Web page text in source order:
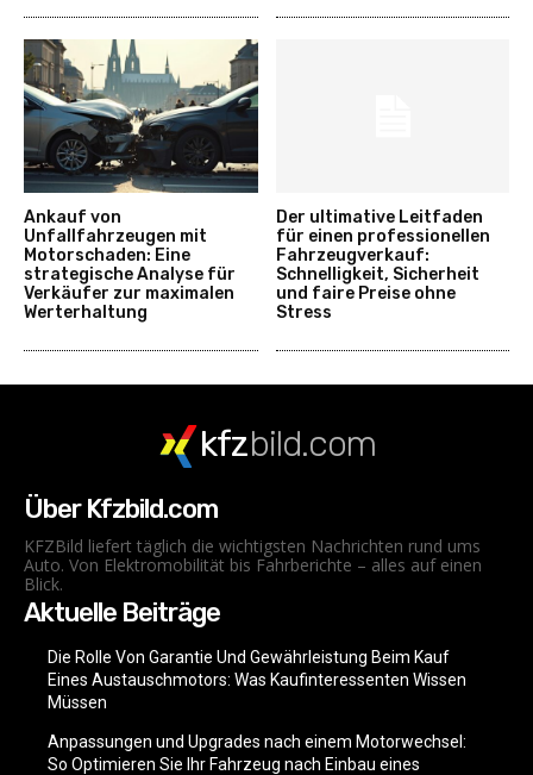
Ankauf von
Unfallfahrzeugen mit
Motorschaden: Eine
strategische Analyse für
Verkäufer zur maximalen
Werterhaltung
Der ultimative Leitfaden
für einen professionellen
Fahrzeugverkauf:
Schnelligkeit, Sicherheit
und faire Preise ohne
Stress
kfzbild.com
Über Kfzbild.com
KFZBild liefert täglich die wichtigsten Nachrichten rund ums
Auto. Von Elektromobilität bis Fahrberichte – alles auf einen
Blick.
Aktuelle Beiträge
Die Rolle Von Garantie Und Gewährleistung Beim Kauf
Eines Austauschmotors: Was Kaufinteressenten Wissen
Müssen
Anpassungen und Upgrades nach einem Motorwechsel:
So Optimieren Sie Ihr Fahrzeug nach Einbau eines